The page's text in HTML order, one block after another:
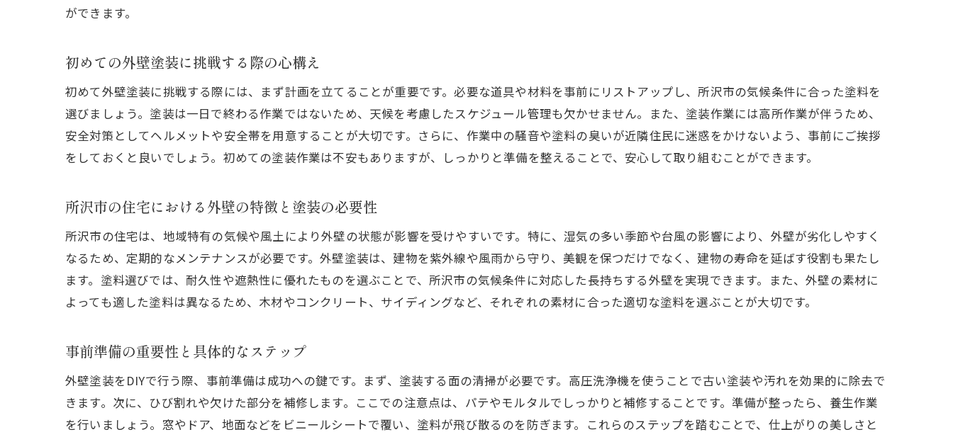
初めてのDIYでも安心な基本ツールの紹介
外壁塗装を快適に進めるための便利アイテム
道具の選び方とそのメンテナンス方法
所沢市での外壁塗装に役立つ最新テクノロジー
所沢市のDIY外壁塗装で失敗しないための注意点
DIY初心者が陥りやすいミスとその防止策
所沢市特有の環境で注意が必要な事項
塗料の選び方で失敗しないためのアドバイス
安全に作業を進めるための注意事項
住まいを守る外壁塗装の重要性所沢市の事例から学ぶ
所沢市で見られる外壁塗装の成功事例
外壁塗装が住まいの耐久性に与える影響
ができます。
初めての外壁塗装に挑戦する際の心構え
初めて外壁塗装に挑戦する際には、まず計画を立てることが重要です。必要な道具や材料を事前にリストアップし、所沢市の気候条件に合った塗料を
選びましょう。塗装は一日で終わる作業ではないため、天候を考慮したスケジュール管理も欠かせません。また、塗装作業には高所作業が伴うため、
安全対策としてヘルメットや安全帯を用意することが大切です。さらに、作業中の騒音や塗料の臭いが近隣住民に迷惑をかけないよう、事前にご挨拶
をしておくと良いでしょう。初めての塗装作業は不安もありますが、しっかりと準備を整えることで、安心して取り組むことができます。
所沢市の住宅における外壁の特徴と塗装の必要性
所沢市の住宅は、地域特有の気候や風土により外壁の状態が影響を受けやすいです。特に、湿気の多い季節や台風の影響により、外壁が劣化しやすく
なるため、定期的なメンテナンスが必要です。外壁塗装は、建物を紫外線や風雨から守り、美観を保つだけでなく、建物の寿命を延ばす役割も果たし
ます。塗料選びでは、耐久性や遮熱性に優れたものを選ぶことで、所沢市の気候条件に対応した長持ちする外壁を実現できます。また、外壁の素材に
よっても適した塗料は異なるため、木材やコンクリート、サイディングなど、それぞれの素材に合った適切な塗料を選ぶことが大切です。
事前準備の重要性と具体的なステップ
外壁塗装をDIYで行う際、事前準備は成功への鍵です。まず、塗装する面の清掃が必要です。高圧洗浄機を使うことで古い塗装や汚れを効果的に除去で
きます。次に、ひび割れや欠けた部分を補修します。ここでの注意点は、パテやモルタルでしっかりと補修することです。準備が整ったら、養生作業
を行いましょう。窓やドア、地面などをビニールシートで覆い、塗料が飛び散るのを防ぎます。これらのステップを踏むことで、仕上がりの美しさと